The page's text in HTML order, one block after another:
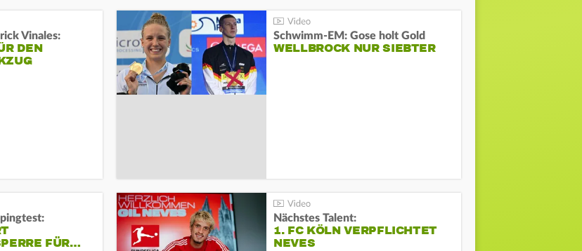
Vinales:
DEN
Schwimm-EM: Gose holt Gold
WELLBROCK NUR SIEBTER
FÜR…
Nächstes Talent:
1. FC KÖLN VERPFLICHTET
NEVES